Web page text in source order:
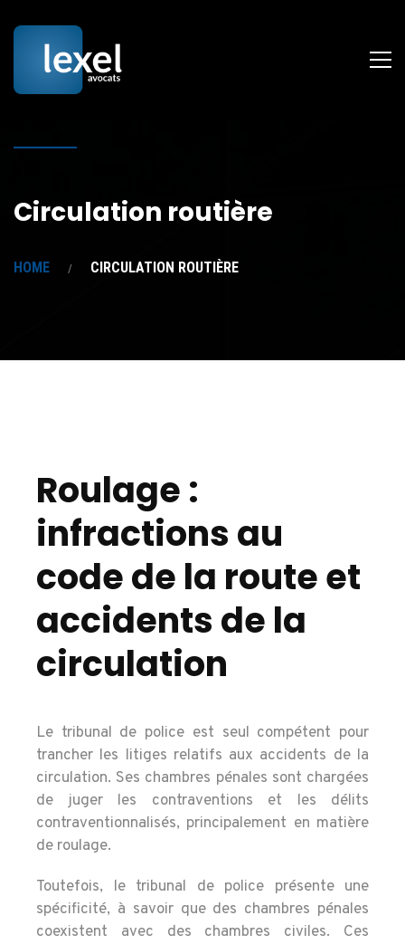
Circulation routière
HOME CIRCULATION ROUTIÈRE
Roulage :
infractions au
code de la route et
accidents de la
circulation
Le tribunal de police est seul compétent pour
trancher les litiges relatifs aux accidents de la
circulation. Ses chambres pénales sont chargées
de juger les contraventions et les délits
contraventionnalisés, principalement en matière
de roulage.
Toutefois, le tribunal de police présente une
spécificité, à savoir que des chambres pénales
coexistent avec des chambres civiles. Ces